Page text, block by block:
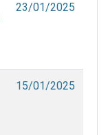
23/01/2025
15/01/2025